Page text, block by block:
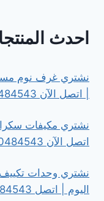
احدث
نشتري غرف نوم
| اتصل الآن 60484543
نشتري مكيفات
اتصل الآن 60484543
نشتري وحدات
اليوم | اتصل 60484543